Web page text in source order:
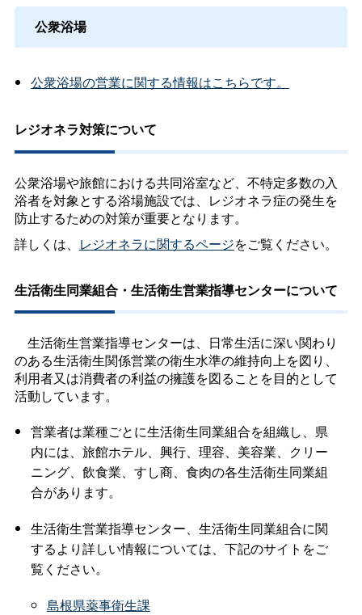
公衆浴場
公衆浴場の営業に関する情報はこちらです。
レジオネラ対策について
公衆浴場や旅館における共同浴室など、不特定多数の入
浴者を対象とする浴場施設では、レジオネラ症の発生を
防止するための対策が重要となります。
詳しくは、 レジオネラに関するページをご覧ください。
生活衛生同業組合・生活衛生営業指導センターについて
生活衛生営業指導センターは、日常生活に深い関わり
のある生活衛生関係営業の衛生水準の維持向上を図り、
利用者又は消費者の利益の擁護を図ることを目的として
活動しています。
営業者は業種ごとに生活衛生同業組合を組織し、県
内には、旅館ホテル、興行、理容、美容業、クリー
ニング、飲食業、すし商、食肉の各生活衛生同業組
合があります。
生活衛生営業指導センター、生活衛生同業組合に関
するより詳しい情報については、下記のサイトをご
覧ください。
島根県薬事衛生課